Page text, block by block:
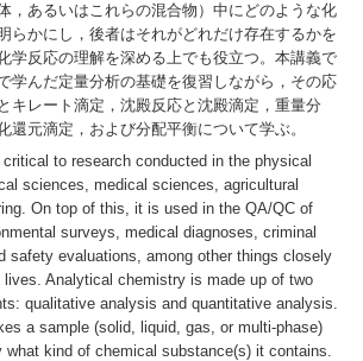
，あるいはこれらの混合物）中にどのような化
らかにし，後者はそれがどれだけ存在するかを
学反応の理解を深める上でも役立つ。本講義で
学んだ定量分析の基礎を復習しながら，その応
キレート滴定，沈殿反応と沈殿滴定，重量分
還元滴定，および分配平衡について学ぶ。
to research conducted in the physical
sciences, medical sciences, agricultural
On top of this, it is used in the QA/QC of
surveys, medical diagnoses, criminal
safety evaluations, among other things closely
lives. Analytical chemistry is made up of two
qualitative analysis and quantitative analysis.
a sample (solid, liquid, gas, or multi-phase)
kind of chemical substance(s) it contains.